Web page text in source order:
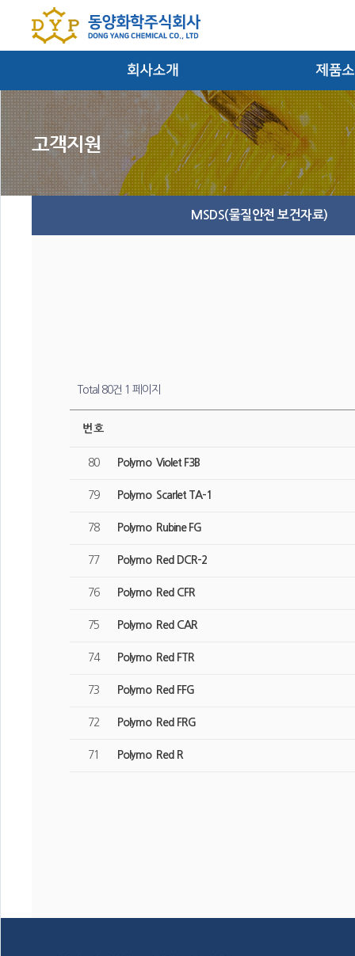
대표이사인사말
회사연혁
경영방침
찾아오시는 길
염료/안료/반
필름
잉크 및 마
MSDS(물질안전 보건자료)
Total 80건 1 페이지
번호
80 Polymo Violet F3B
79 Polymo Scarlet TA-1
78 Polymo Rubine FG
77 Polymo Red DCR-2
76 Polymo Red CFR
75 Polymo Red CAR
74 Polymo Red FTR
73 Polymo Red FFG
72 Polymo Red FRG
71 Polymo Red R